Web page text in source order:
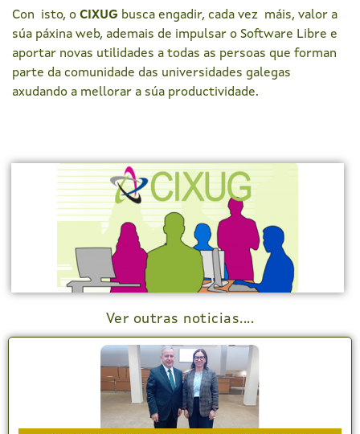
Con isto, o CIXUG busca engadir, cada vez máis, valor a
súa páxina web, ademais de impulsar o Software Libre e
aportar novas utilidades a todas as persoas que forman
parte da comunidade das universidades galegas
axudando a mellorar a súa productividade.
Ver outras noticias....